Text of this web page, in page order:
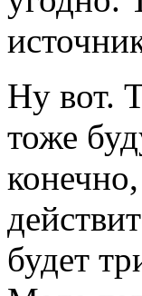
Ну вот.
тоже
будет